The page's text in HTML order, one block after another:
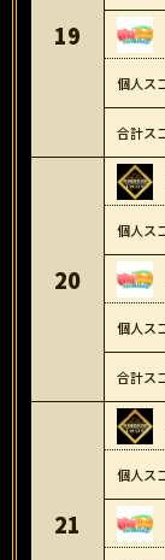
19
20
21